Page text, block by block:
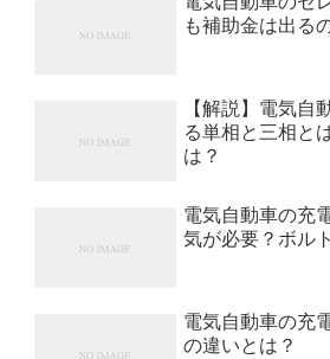
も補助金は出る
【解説】電気自
る単相と三相と
は？
電気自動車の充
気が必要？ボル
電気自動車の充
の違いとは？